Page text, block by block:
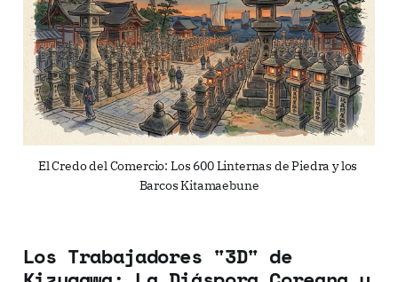
El Credo del Comercio: Los 600 Linternas de Piedra y los
Barcos Kitamaebune
Los Trabajadores "3D" de